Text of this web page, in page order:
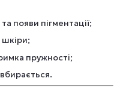
появи пігментації;
пружності;